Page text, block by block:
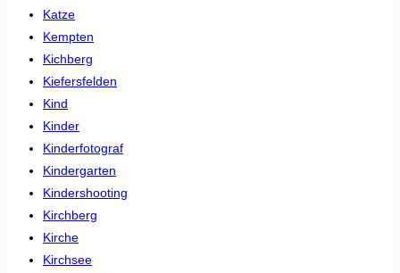
Katze
Kempten
Kichberg
Kiefersfelden
Kind
Kinder
Kinderfotograf
Kindergarten
Kindershooting
Kirchberg
Kirche
Kirchsee